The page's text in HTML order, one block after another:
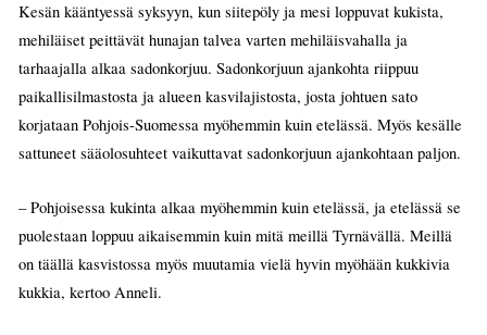
Kesän kääntyessä syksyyn, kun siitepöly ja mesi loppuvat kukista,
mehiläiset peittävät hunajan talvea varten mehiläisvahalla ja
tarhaajalla alkaa sadonkorjuu. Sadonkorjuun ajankohta riippuu
paikallisilmastosta ja alueen kasvilajistosta, josta johtuen sato
korjataan Pohjois-Suomessa myöhemmin kuin etelässä. Myös kesälle
sattuneet sääolosuhteet vaikuttavat sadonkorjuun ajankohtaan paljon.
– Pohjoisessa kukinta alkaa myöhemmin kuin etelässä, ja etelässä se
puolestaan loppuu aikaisemmin kuin mitä meillä Tyrnävällä. Meillä
on täällä kasvistossa myös muutamia vielä hyvin myöhään kukkivia
kukkia, kertoo Anneli.